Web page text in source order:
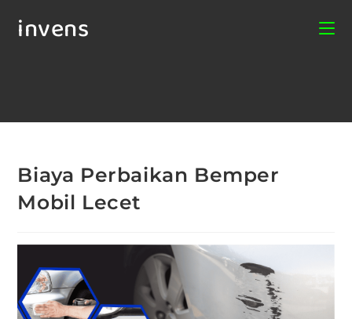
invens
Biaya Perbaikan Bemper
Mobil Lecet